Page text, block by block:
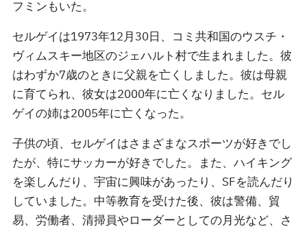
フミンもいた。
セルゲイは1973年12月30日、コミ共和国のウスチ・
ヴィムスキー地区のジェハルト村で生まれました。彼
はわずか7歳のときに父親を亡くしました。彼は母親
に育てられ、彼女は2000年に亡くなりました。セル
ゲイの姉は2005年に亡くなった。
子供の頃、セルゲイはさまざまなスポーツが好きでし
たが、特にサッカーが好きでした。また、ハイキング
を楽しんだり、宇宙に興味があったり、SFを読んだり
していました。中等教育を受けた後、彼は警備、貿
易、労働者、清掃員やローダーとしての月光など、さ